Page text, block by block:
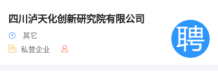
四川泸天化创新研究院有限公司
其它
私营企业